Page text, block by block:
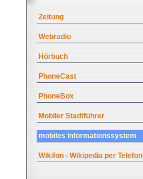
Zeitung
Webradio
Hörbuch
PhoneCast
PhoneBox
Mobiler Stadtführer
mobiles Informationssystem
Wikifon - Wikipedia per Telefon